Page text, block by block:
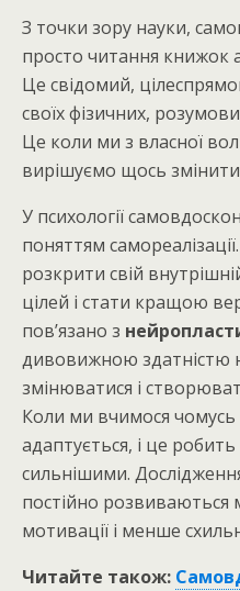
З точки зору науки,
просто читання книжок
Це свідомий,
своїх фізичних,
Це коли ми з власної
вирішуємо щось змінити
У психології
поняттям
розкрити свій
цілей і стати кращою
пов’язано з
дивовижною здатністю
змінюватися і
Коли ми вчимося
адаптується, і це
сильнішими.
постійно
мотивації і менше
Читайте також: